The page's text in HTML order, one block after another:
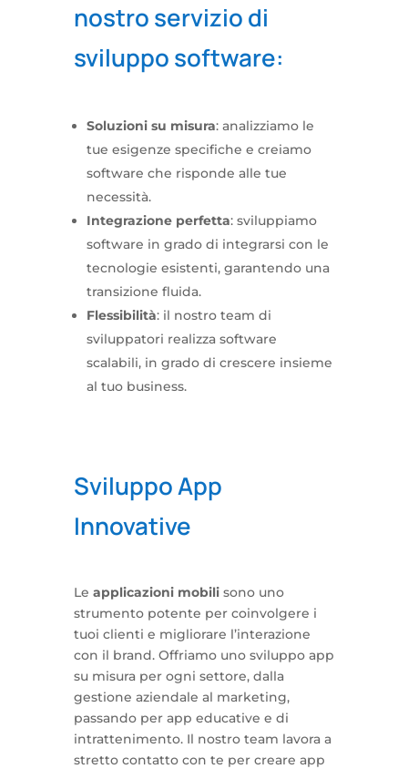
nostro servizio di
sviluppo software:
Soluzioni su misura: analizziamo le
tue esigenze specifiche e creiamo
software che risponde alle tue
necessità.
Integrazione perfetta: sviluppiamo
software in grado di integrarsi con le
tecnologie esistenti, garantendo una
transizione fluida.
Flessibilità: il nostro team di
sviluppatori realizza software
scalabili, in grado di crescere insieme
al tuo business.
Sviluppo App
Innovative
Le applicazioni mobilisono uno
strumento potente per coinvolgere i
tuoi clienti e migliorare l’interazione
con il brand. Offriamo uno sviluppo app
su misura per ogni settore, dalla
gestione aziendale al marketing,
passando per app educative e di
intrattenimento. Il nostro team lavora a
stretto contatto con te per creare app